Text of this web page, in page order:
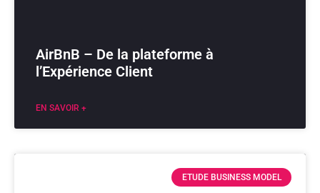
AirBnB – De la plateforme à
l’Expérience Client
EN SAVOIR +
ETUDE BUSINESS MODEL